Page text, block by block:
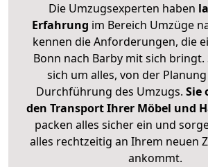
Die Umzugsexperten haben
Erfahrung im Bereich Umzüge
kennen die Anforderungen, die
Bonn nach Barby mit sich
sich um alles, von der
Durchführung des Umzugs. Sie
den Transport Ihrer Möbel und
packen alles sicher ein und
alles rechtzeitig an Ihrem neuen
ankommt.